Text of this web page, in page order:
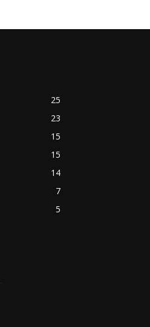
25
23
15
15
14
7
5